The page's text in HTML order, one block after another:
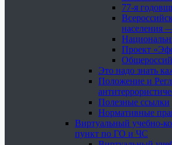
77-я
населения
Проект
Это надо знать
Положение и
Полезные ссылки
Нормативные
Виртуальный учебно-
пункт по ГО и ЧС